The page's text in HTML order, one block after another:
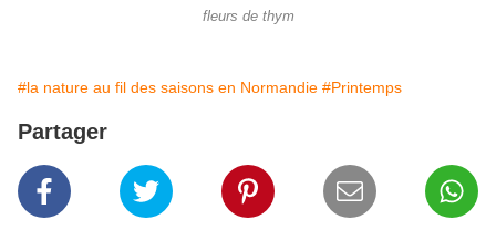
fleurs de thym
#la nature au fil des saisons en Normandie #Printemps
Partager